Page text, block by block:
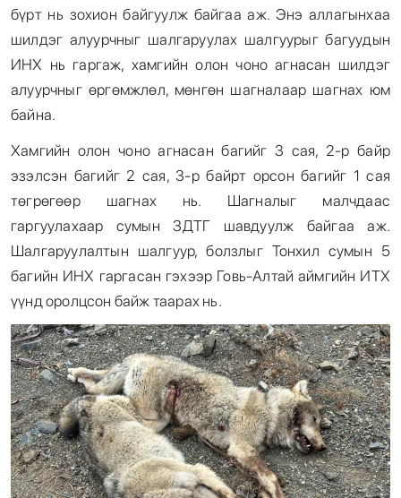
бүрт нь зохион байгуулж байгаа аж. Энэ аллагынхаа
шилдэг алуурчныг шалгаруулах шалгуурыг багуудын
ИНХ нь гаргаж, хамгийн олон чоно агнасан шилдэг
алуурчныг өргөмжлөл, мөнгөн шагналаар шагнах юм
байна.
Хамгийн олон чоно агнасан багийг 3 сая, 2-р байр
эзэлсэн багийг 2 сая, 3-р байрт орсон багийг 1 сая
төгрөгөөр шагнах нь. Шагналыг малчдаас
гаргуулахаар сумын ЗДТГ шавдуулж байгаа аж.
Шалгаруулалтын шалгуур, болзлыг Тонхил сумын 5
багийн ИНХ гаргасан гэхээр Говь-Алтай аймгийн ИТХ
үүнд оролцсон байж таарах нь.